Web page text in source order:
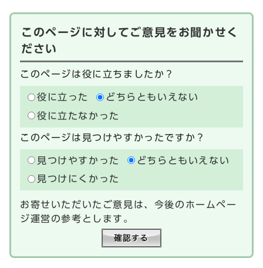
このページに対してご意見をお聞かせく
ださい
このページは役に立ちましたか？
役に立った
どちらともいえない
役に立たなかった
このページは見つけやすかったですか？
見つけやすかった
どちらともいえない
見つけにくかった
お寄せいただいたご意見は、今後のホームペー
ジ運営の参考とします。